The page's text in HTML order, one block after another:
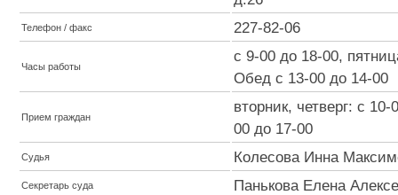
Телефон / факс 227-82-06
Часы работы
c 9-00 до 18-00,
Обед с 13-00 до 14-00
Прием граждан
вторник, четверг: с
00 до 17-00
Судья Колесова Инна
Секретарь суда Панькова Елена